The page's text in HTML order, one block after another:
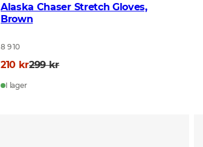
Alaska Chaser Stretch Gloves,
Brown
8 9 10
210 kr299 kr
I lager